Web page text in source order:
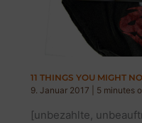
11 THINGS YOU MIGHT
9. Januar 2017
5 minutes
[unbezahlte,